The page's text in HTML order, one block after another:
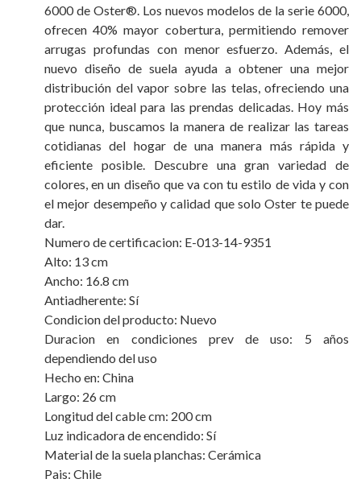
6000 de Oster®. Los nuevos modelos de la serie 6000,
ofrecen 40% mayor cobertura, permitiendo remover
arrugas profundas con menor esfuerzo. Además, el
nuevo diseño de suela ayuda a obtener una mejor
distribución del vapor sobre las telas, ofreciendo una
protección ideal para las prendas delicadas. Hoy más
que nunca, buscamos la manera de realizar las tareas
cotidianas del hogar de una manera más rápida y
eficiente posible. Descubre una gran variedad de
colores, en un diseño que va con tu estilo de vida y con
el mejor desempeño y calidad que solo Oster te puede
dar.
Numero de certificacion: E-013-14-9351
Alto: 13 cm
Ancho: 16.8 cm
Antiadherente: Sí
Condicion del producto: Nuevo
Duracion en condiciones prev de uso: 5 años
dependiendo del uso
Hecho en: China
Largo: 26 cm
Longitud del cable cm: 200 cm
Luz indicadora de encendido: Sí
Material de la suela planchas: Cerámica
Pais: Chile